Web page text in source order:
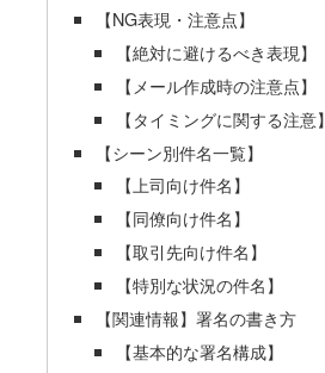
【NG表現・注意点】
【絶対に避けるべき表現】
【メール作成時の注意点】
【タイミングに関する注意】
【シーン別件名一覧】
【上司向け件名】
【同僚向け件名】
【取引先向け件名】
【特別な状況の件名】
【関連情報】署名の書き方
【基本的な署名構成】